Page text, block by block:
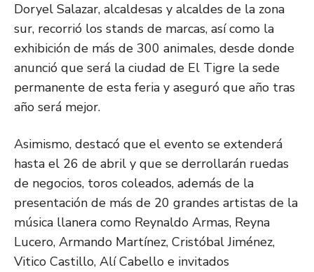
Doryel Salazar, alcaldesas y alcaldes de la zona
sur, recorrió los stands de marcas, así como la
exhibición de más de 300 animales, desde donde
anunció que será la ciudad de El Tigre la sede
permanente de esta feria y aseguró que año tras
año será mejor.
Asimismo, destacó que el evento se extenderá
hasta el 26 de abril y que se derrollarán ruedas
de negocios, toros coleados, además de la
presentación de más de 20 grandes artistas de la
música llanera como Reynaldo Armas, Reyna
Lucero, Armando Martínez, Cristóbal Jiménez,
Vitico Castillo, Alí Cabello e invitados